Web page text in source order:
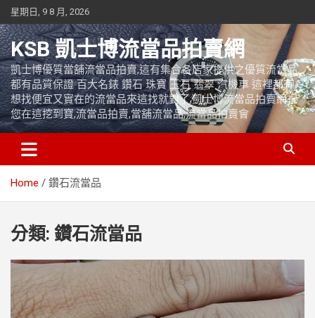
Skip
to
content
星期日, 9 8 月, 2026
KSB 凱士博流當品拍賣網
凱士博優質當舖流當品拍賣,這有集合各店家提供之優質流當品,
都有品質保證 百大名錶 鑽石 珠寶 玉石 翡翠 汽機車 這裡都有
想找便宜又實在的流當品來這找就對了,凱士博流當品拍賣網祝
您在這挖到寶,流當品拍賣,當舖流當品,流當品拍賣會
Home 鑽石流當品
分類: 鑽石流當品